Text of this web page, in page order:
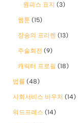
원피스 표지 (3)
웹툰 (15)
장송의 프리렌 (13)
주술회전 (9)
캐릭터 프로필 (18)
법률 (48)
사회서비스 바우처 (14)
워드프레스 (14)